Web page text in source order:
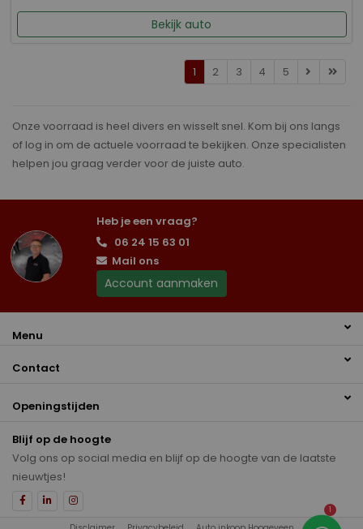
Bekijk auto
1 2 3 4 5
Onze voorraad is heel divers en wisselt snel. Kom bij ons langs
of log in om de actuele voorraad te bekijken. Onze specialisten
helpen jou graag verder voor de juiste auto.
Heb je een vraag?
06 24 15 63 01
Mail ons
Account aanmaken
Menu
Contact
Openingstijden
Blijf op de hoogte
Volg ons op social media en blijf op de hoogte van de laatste
nieuwtjes!
1